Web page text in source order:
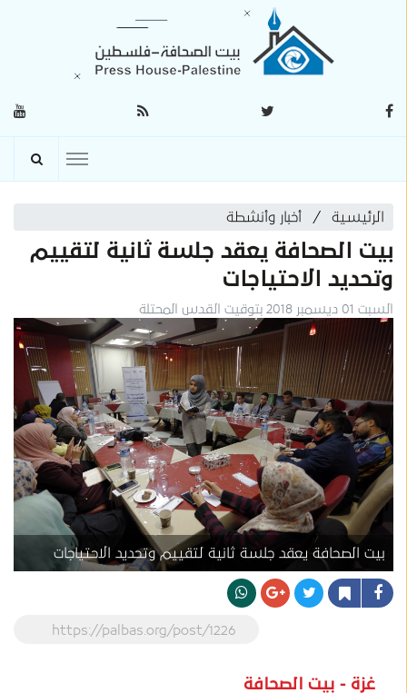
الرئيسية أخبار وأنشطة
بيت الصحافة يعقد جلسة ثانية لتقييم
وتحديد الاحتياجات
السبت 01 ديسمبر 2018 بتوقيت القدس المحتلة
بيت الصحافة يعقد جلسة ثانية لتقييم وتحديد الاحتياجات
https://palbas.org/post/1226
غزة - بيت الصحافة